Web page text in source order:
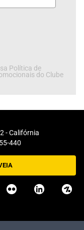
Política de
do Clube
- Califórnia
440